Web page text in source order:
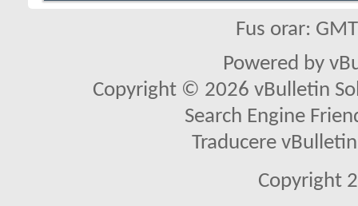
Fus orar:
Powered by
Copyright © 2026 vBulletin
Search Engine
Traducere
Copyright